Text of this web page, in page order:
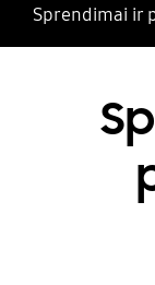
Sprendimai ir